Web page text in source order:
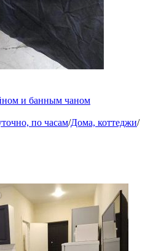
и банным чаном
по часам/Дома, коттеджи/